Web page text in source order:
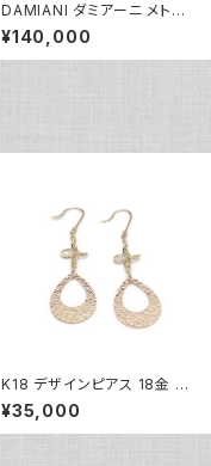
DAMIANI ダミアーニ メトロ
ポリタンドリーム 1Pダイヤモ
ンド リング K18WG 18金 指
輪 17号 Y05256
¥140,000
K18 デザインピアス 18金 フ
ックピアス Y05251
¥35,000